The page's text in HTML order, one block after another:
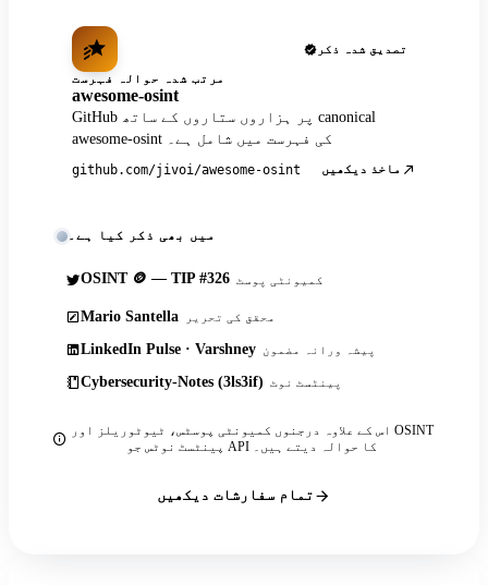
تصدیق شدہ ذکر
مرتب شدہ حوالہ فہرست
awesome-osint
GitHub پر ہزاروں ستاروں کے ساتھ canonical
awesome-osint کی فہرست میں شامل ہے۔
github.com/jivoi/awesome-osint ماخذ دیکھیں
میں بھی ذکر کیا ہے۔
OSINT 🪙 — TIP #326 کمیونٹی پوسٹ
Mario Santella محقق کی تحریر
LinkedIn Pulse · Varshney پیشہ ورانہ مضمون
Cybersecurity-Notes (3ls3if) پینٹسٹ نوٹ
اس کے علاوہ درجنوں کمیونٹی پوسٹس، ٹیوٹوریلز اور OSINT
پینٹسٹ نوٹس جو API کا حوالہ دیتے ہیں۔
تمام سفارشات دیکھیں